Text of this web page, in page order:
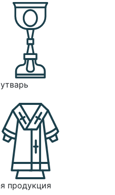
продукция